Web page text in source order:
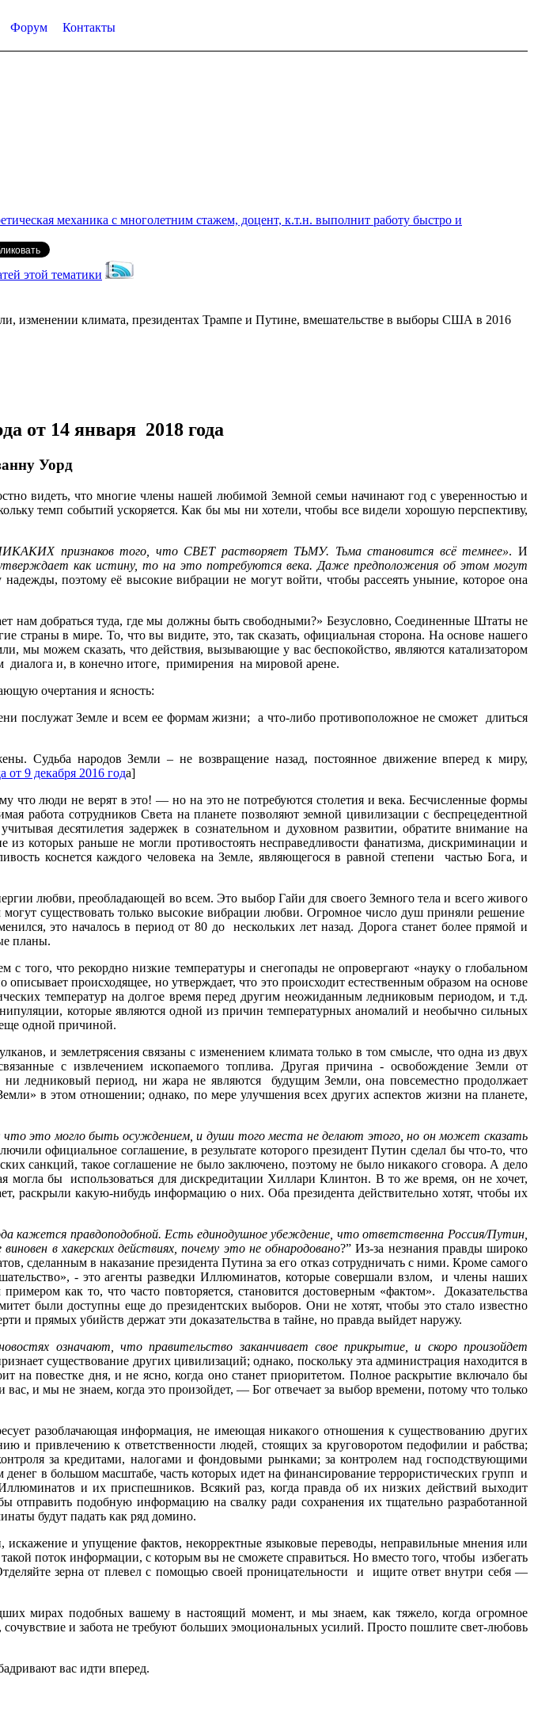
Форум Контакты
механика с многолетним стажем, доцент, к.т.н. выполнит работу быстро и
этой тематики
изменении климата, президентах Трампе и Путине, вмешательстве в выборы США в 2016
от 14 января 2018 года
Уорд
видеть, что многие члены нашей любимой Земной семьи начинают год с уверенностью и
темп событий ускоряется. Как бы мы ни хотели, чтобы все видели хорошую перспективу,
признаков того, что СВЕТ растворяет ТЬМУ. Тьма становится всё темнее». И
как истину, то на это потребуются века. Даже предположения об этом могут
поэтому её высокие вибрации не могут войти, чтобы рассеять уныние, которое она
нам добраться туда, где мы должны быть свободными?» Безусловно, Соединенные Штаты не
страны в мире. То, что вы видите, это, так сказать, официальная сторона. На основе нашего
мы можем сказать, что действия, вызывающие у вас беспокойство, являются катализатором
диалога и, в конечно итоге, примирения на мировой арене.
очертания и ясность:
послужат Земле и всем ее формам жизни; а что-либо противоположное не сможет длиться
Судьба народов Земли – не возвращение назад, постоянное движение вперед к миру,
9 декабря 2016 года]
люди не верят в это! — но на это не потребуются столетия и века. Бесчисленные формы
работа сотрудников Света на планете позволяют земной цивилизации с беспрецедентной
десятилетия задержек в сознательном и духовном развитии, обратите внимание на
которых раньше не могли противостоять несправедливости фанатизма, дискриминации и
коснется каждого человека на Земле, являющегося в равной степени частью Бога, и
любви, преобладающей во всем. Это выбор Гайи для своего Земного тела и всего живого
существовать только высокие вибрации любви. Огромное число душ приняли решение
это началось в период от 80 до нескольких лет назад. Дорога станет более прямой и
планы.
что рекордно низкие температуры и снегопады не опровергают «науку о глобальном
происходящее, но утверждает, что это происходит естественным образом на основе
температур на долгое время перед другим неожиданным ледниковым периодом, и т.д.
которые являются одной из причин температурных аномалий и необычно сильных
одной причиной.
и землетрясения связаны с изменением климата только в том смысле, что одна из двух
с извлечением ископаемого топлива. Другая причина - освобождение Земли от
ни ледниковый период, ни жара не являются будущим Земли, она повсеместно продолжает
в этом отношении; однако, по мере улучшения всех других аспектов жизни на планете,
это могло быть осуждением, и души того места не делают этого, но он может сказать
официальное соглашение, в результате которого президент Путин сделал бы что-то, что
санкций, такое соглашение не было заключено, поэтому не было никакого сговора. А дело
могла бы использоваться для дискредитации Хиллари Клинтон. В то же время, он не хочет,
какую-нибудь информацию о них. Оба президента действительно хотят, чтобы их
правдоподобной. Есть единодушное убеждение, что ответственна Россия/Путин,
в хакерских действиях, почему это не обнародовано?” Из-за незнания правды широко
сделанным в наказание президента Путина за его отказ сотрудничать с ними. Кроме самого
- это агенты разведки Иллюминатов, которые совершали взлом, и члены наших
как то, что часто повторяется, становится достоверным «фактом». Доказательства
были доступны еще до президентских выборов. Они не хотят, чтобы это стало известно
и прямых убийств держат эти доказательства в тайне, но правда выйдет наружу.
означают, что правительство заканчивает свое прикрытие, и скоро произойдет
существование других цивилизаций; однако, поскольку эта администрация находится в
на повестке дня, и не ясно, когда оно станет приоритетом. Полное раскрытие включало бы
и мы не знаем, когда это произойдет, — Бог отвечает за выбор времени, потому что только
разоблачающая информация, не имеющая никакого отношения к существованию других
и привлечению к ответственности людей, стоящих за круговоротом педофилии и рабства;
за кредитами, налогами и фондовыми рынками; за контролем над господствующими
в большом масштабе, часть которых идет на финансирование террористических групп и
и их приспешников. Всякий раз, когда правда об их низких действий выходит
подобную информацию на свалку ради сохранения их тщательно разработанной
будут падать как ряд домино.
и упущение фактов, некорректные языковые переводы, неправильные мнения или
поток информации, с которым вы не сможете справиться. Но вместо того, чтобы избегать
зерна от плевел с помощью своей проницательности и ищите ответ внутри себя —
мирах подобных вашему в настоящий момент, и мы знаем, как тяжело, когда огромное
и забота не требуют больших эмоциональных усилий. Просто пошлите свет-любовь
вас идти вперед.